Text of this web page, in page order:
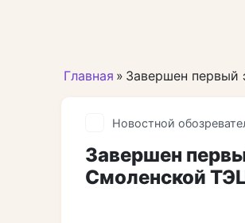
Главная » Завершен первый
Новостной
Завершен
Смоленской